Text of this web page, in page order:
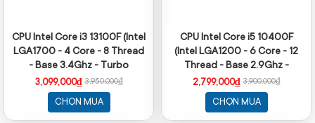
CPU Intel Core i3 13100F (Intel
LGA1700 - 4 Core - 8 Thread
- Base 3.4Ghz - Turbo
4.5Ghz - Cache 12MB - No
iGPU)
3,099,000₫ 3,950,000₫
CHỌN MUA
CPU Intel Core i5 10400F
(Intel LGA1200 - 6 Core - 12
Thread - Base 2.9Ghz -
Turbo 4.3Ghz - Cache 12MB -
No iGPU)
2,799,000₫ 3,900,000₫
CHỌN MUA